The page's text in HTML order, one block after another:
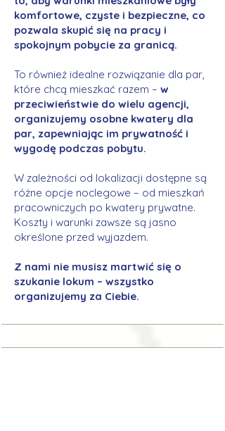
komfortowe, czyste i bezpieczne, co
pozwala skupić się na pracy i
spokojnym pobycie za granicą.
To również idealne rozwiązanie dla par,
które chcą mieszkać razem – w
przeciwieństwie do wielu agencji,
organizujemy osobne kwatery dla
par, zapewniając im prywatność i
wygodę podczas pobytu.
W zależności od lokalizacji dostępne są
różne opcje noclegowe – od mieszkań
pracowniczych po kwatery prywatne.
Koszty i warunki zawsze są jasno
określone przed wyjazdem.
Z nami nie musisz martwić się o
szukanie lokum – wszystko
organizujemy za Ciebie.